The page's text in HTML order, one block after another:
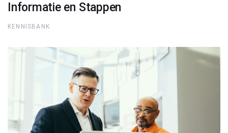
Informatie en Stappen
KENNISBANK